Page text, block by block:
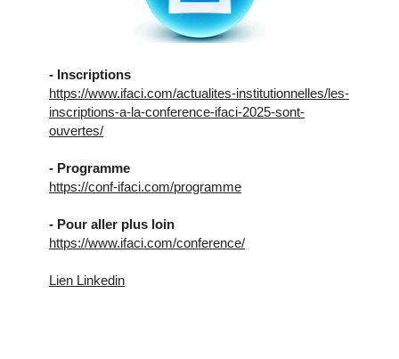
- Inscriptions
https://www.ifaci.com/actualites-institutionnelles/les-
inscriptions-a-la-conference-ifaci-2025-sont-
ouvertes/
- Programme
https://conf-ifaci.com/programme
- Pour aller plus loin
https://www.ifaci.com/conference/
Lien Linkedin